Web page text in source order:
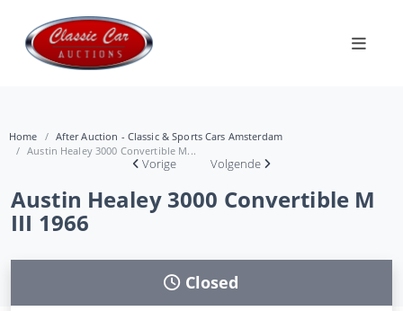
Home
After Auction - Classic & Sports Cars Amsterdam
Austin Healey 3000 Convertible M...
Vorige Volgende
Austin Healey 3000 Convertible M
III 1966
Closed